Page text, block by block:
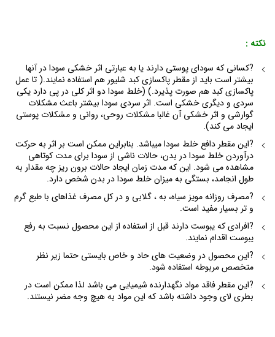
نکته :
?کسانی که سودای پوستی دارند یا به عبارتی اثر خشکی سودا در آنها
بیشتر است باید از مقطر پاکسازی کبد شلیور هم استفاده نمایند.( تا عمل
پاکسازی کبد هم صورت پذیرد.) (خلط سودا دو اثر کلی در پی دارد یکی
سردی و دیگری خشکی است. اثر سردی سودا بیشتر باعث مشکلات
گوارشی و اثر خشکی آن غالبا مشکلات روحی، روانی و مشکلات پوستی
ایجاد می کند).
?این مقطر دافع خلط سودا می­باشد. بنابراین ممکن است بر اثر به حرکت
درآوردن خلط سودا در بدن، حالات ناشی از سودا برای مدت کوتاهی
مشاهده می شود. این که مدت زمان ایجاد حالات برون ریز چه مقدار به
طول انجامد، بستگی به میزان خلط سودا در بدن شخص دارد.
?مصرف روزانه مویز سیاه، به ، گلابی و در کل مصرف غذاهای با طبع گرم
و تر بسیار مفید است.
?افرادی که یبوست دارند قبل از استفاده از این محصول نسبت به رفع
یبوست اقدام نمایند.
?این محصول در وضعیت های حاد و خاص بایستی حتما زیر نظر
متخصص مربوطه استفاده شود.
?این مقطر فاقد مواد نگهدارنده شیمیایی می باشد لذا ممکن است در
بطری لای وجود داشته باشد که این مواد به هیچ وجه مضر نیستند.